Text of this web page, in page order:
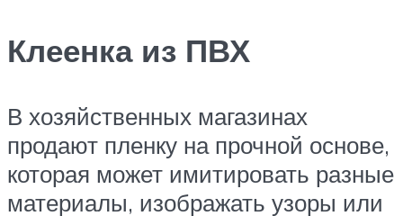
Клеенка из ПВХ
В хозяйственных магазинах
продают пленку на прочной основе,
которая может имитировать разные
материалы, изображать узоры или